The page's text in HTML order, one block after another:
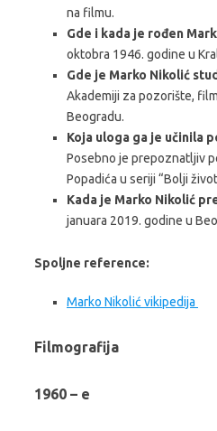
na filmu.
Gde i kada je rođen
oktobra 1946. godine u
Gde je Marko Nikolić
Akademiji za pozorište,
Beogradu.
Koja uloga ga je učinila
Posebno je prepoznatljiv
Popadića u seriji “Bolji
Kada je Marko Nikolić
januara 2019. godine u
Spoljne reference:
Marko Nikolić vikipedija
Filmografija
1960 – e